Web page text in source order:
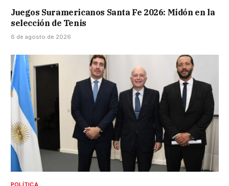
Juegos Suramericanos Santa Fe 2026: Midón en la
selección de Tenis
6 de agosto de 2026
POLÍTICA